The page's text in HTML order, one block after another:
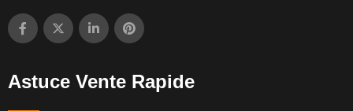
Astuce Vente Rapide